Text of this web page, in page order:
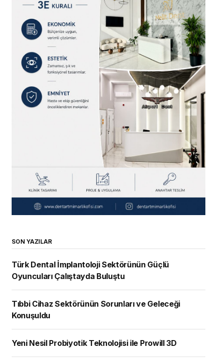
SON YAZILAR
Türk Dental İmplantoloji Sektörünün Güçlü
Oyuncuları Çalıştayda Buluştu
Tıbbi Cihaz Sektörünün Sorunları ve Geleceği
Konuşuldu
Yeni Nesil Probiyotik Teknolojisi ile Prowill 3D